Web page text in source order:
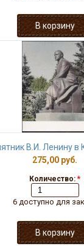
В.И. Ленину в
275,00 руб.
Количество: *
6 доступно для